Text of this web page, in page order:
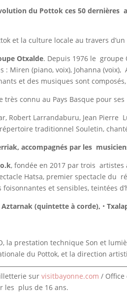
du Pottok ces 50
et la culture locale au travers
Otxalde. Depuis 1976 le groupe
Miren (piano, voix), Johanna
et des musiques sont
très connu au Pays Basque pour
Robert Larrandaburu, Jean
traditionnel Souletin,
accompagnés par les
, fondée en 2017 par trois
Hatsa, premier spectacle
et sensibles, teintées
(quintette à corde), •
la prestation technique Son et
du Pottok, et la direction
survisitbayonne.com / Office
les plus de 16 ans.